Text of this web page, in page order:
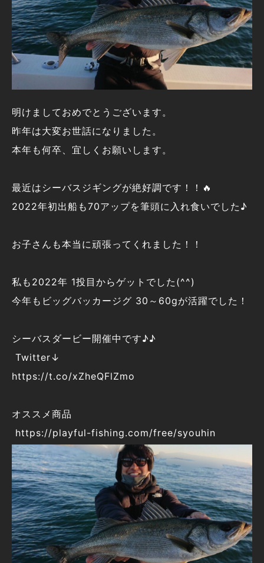
明けましておめでとうございます。
昨年は大変お世話になりました。
本年も何卒、宜しくお願いします。
最近はシーバスジギングが絶好調です！！🔥
2022年初出船も70アップを筆頭に入れ食いでした♪
お子さんも本当に頑張ってくれました！！
私も2022年 1投目からゲットでした(^^)
今年もビッグバッカージグ 30～60gが活躍でした！
シーバスダービー開催中です♪♪
Twitter↓
https://t.co/xZheQFlZmo
オススメ商品
https://playful-fishing.com/free/syouhin